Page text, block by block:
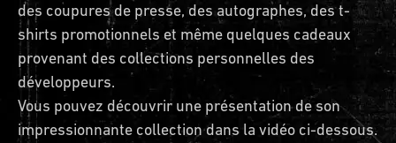
des coupures de presse, des autographes, des t-
shirts promotionnels et même quelques cadeaux
provenant des collections personnelles des
développeurs.
Vous pouvez découvrir une présentation de son
impressionnante collection dans la vidéo ci-dessous.